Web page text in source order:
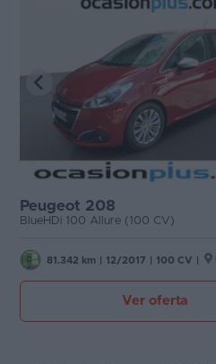
Peugeot 208
BlueHDi 100 Allure (100 CV)
81.342 km 12/2017 100 CV
Ver oferta